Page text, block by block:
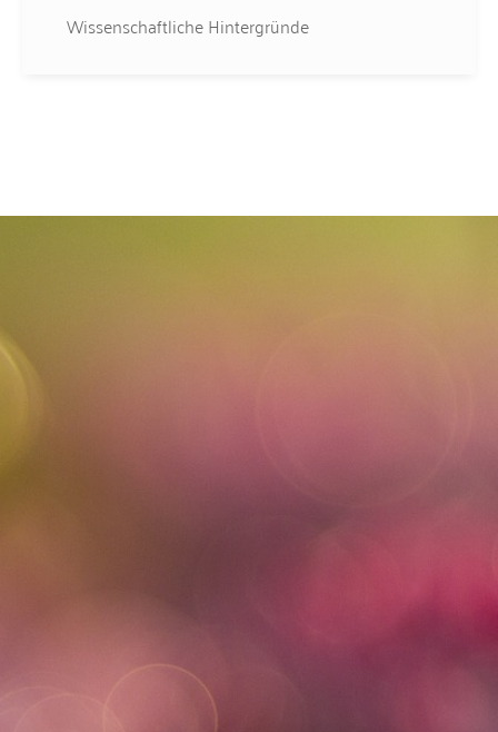
Wissenschaftliche Hintergründe